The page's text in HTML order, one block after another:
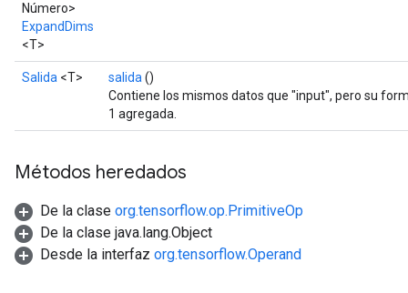
Número>
ExpandDims
<T>
Salida <T> salida ()
Contiene los mismos datos que "input", pero su
1 agregada.
Métodos heredados
De la clase org.tensorflow.op.PrimitiveOp
De la clase java.lang.Object
Desde la interfaz org.tensorflow.Operand